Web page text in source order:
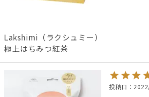
Lakshimi（ラクシュミー）
極上はちみつ紅茶
投稿日